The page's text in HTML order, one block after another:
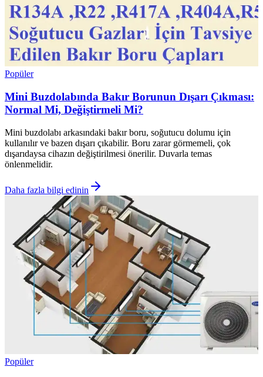
Popüler
Mini Buzdolabında Bakır Borunun Dışarı Çıkması:
Normal Mi, Değiştirmeli Mi?
Mini buzdolabı arkasındaki bakır boru, soğutucu dolumu için
kullanılır ve bazen dışarı çıkabilir. Boru zarar görmemeli, çok
dışarıdaysa cihazın değiştirilmesi önerilir. Duvarla temas
önlenmelidir.
Daha fazla bilgi edinin
Popüler